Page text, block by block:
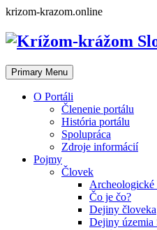
Skip
content
krizom-krazom.online
Primary Menu
O Portáli
Členenie portálu
História portálu
Spolupráca
Zdroje informácií
Pojmy
Človek
Čo je čo?
Dejiny človeka
Dejiny územia